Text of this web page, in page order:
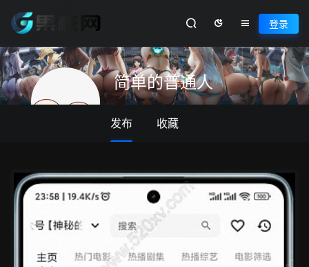
登录
简单的普通人
发布 收藏